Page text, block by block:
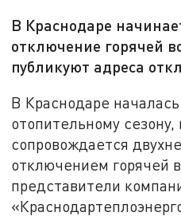
В Краснодаре
отключение горячей
публикуют адреса
В Краснодаре
отопительному
сопровождается
отключением горячей
представители